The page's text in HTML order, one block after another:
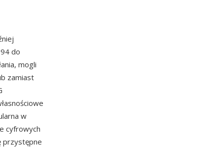
do
mogli
zamiast
w
cyfrowych
przystępne